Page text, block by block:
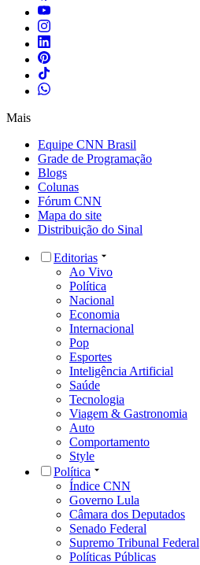
Mais
Equipe CNN Brasil
Grade de Programação
Blogs
Colunas
Fórum CNN
Mapa do site
Distribuição do Sinal
Editorias
Ao Vivo
Política
Nacional
Economia
Internacional
Pop
Esportes
Inteligência Artificial
Saúde
Tecnologia
Viagem & Gastronomia
Auto
Comportamento
Style
Política
Índice CNN
Governo Lula
Câmara dos Deputados
Senado Federal
Supremo Tribunal Federal
Políticas Públicas